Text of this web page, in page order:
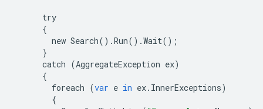
try
{
new Search() .Run() .Wait();
}
catch (AggregateException ex)
{
foreach (var e in ex. InnerExceptions)
{